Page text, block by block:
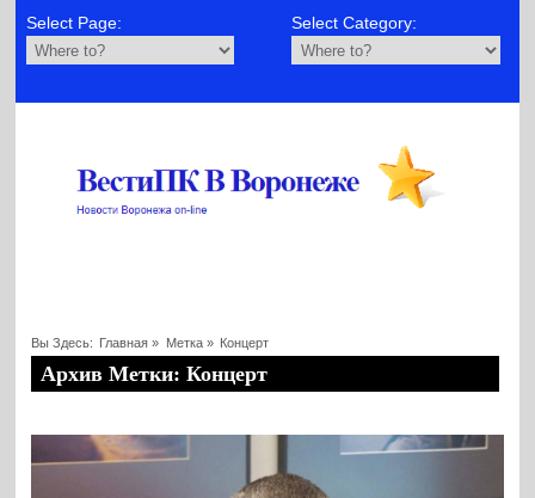
Select Page: Select Category:
Вы Здесь: Главная » Метка » Концерт
Архив Метки: Концерт